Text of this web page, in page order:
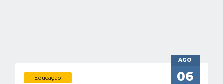
Educação
AGO
06